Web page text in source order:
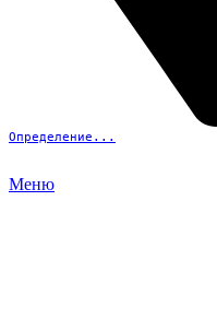
Определение...
Меню